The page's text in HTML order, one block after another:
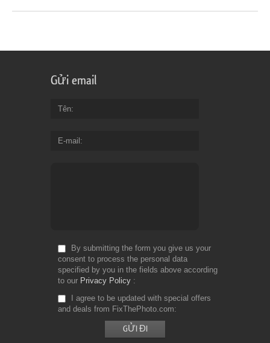
Gửi email
Tên
E-mail
By submitting the form you give us your
consent to process the personal data
specified by you in the fields above according
to our Privacy Policy
I agree to be updated with special offers
and deals from FixThePhoto.com